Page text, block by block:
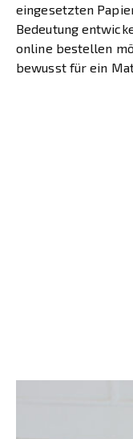
eingesetzten
Bedeutung
online bestellen
bewusst für ein